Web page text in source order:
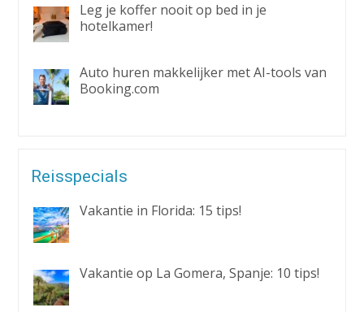
Leg je koffer nooit op bed in je
hotelkamer!
Auto huren makkelijker met AI-tools van
Booking.com
Reisspecials
Vakantie in Florida: 15 tips!
Vakantie op La Gomera, Spanje: 10 tips!